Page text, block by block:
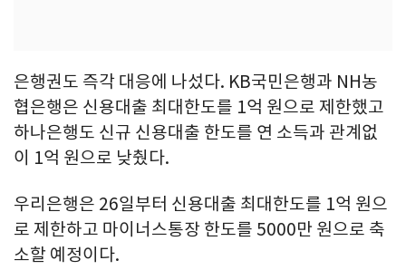
은행권도 즉각 대응에 나섰다. KB국민은행과 NH농
협은행은 신용대출 최대한도를 1억 원으로 제한했고
하나은행도 신규 신용대출 한도를 연 소득과 관계없
이 1억 원으로 낮췄다.
우리은행은 26일부터 신용대출 최대한도를 1억 원으
로 제한하고 마이너스통장 한도를 5000만 원으로 축
소할 예정이다.